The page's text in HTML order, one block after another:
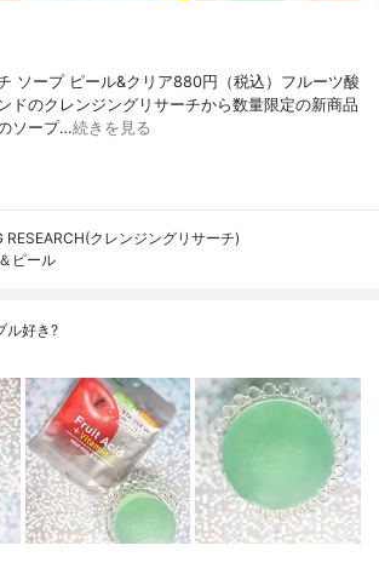
ソープ ピール&クリア880円（税込）フルーツ酸
ドのクレンジングリサーチから数量限定の新商品
ソープ…続きを見る
RESEARCH(クレンジングリサーチ)
ピール
ル好き?